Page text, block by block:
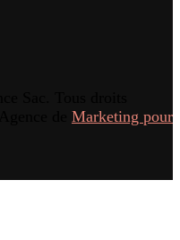
Marketing pour